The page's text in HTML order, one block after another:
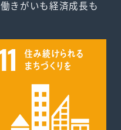
働きがいも経済成長も